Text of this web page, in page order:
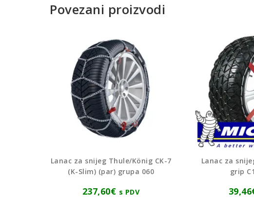
Povezani proizvodi
Lanac za snijeg Thule/König CK-7
(K-Slim) (par) grupa 060
237,60€ s PDV
Lanac za
grip
39,46